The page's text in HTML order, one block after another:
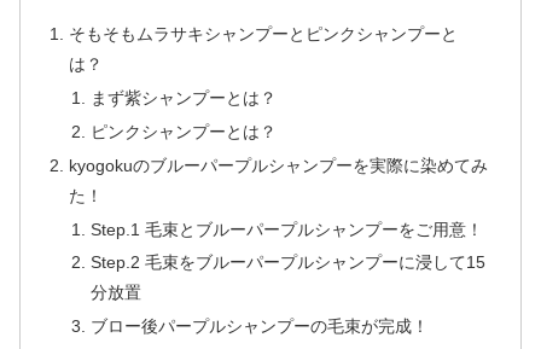
そもそもムラサキシャンプーとピンクシャンプーと
は？
まず紫シャンプーとは？
ピンクシャンプーとは？
kyogokuのブルーパープルシャンプーを実際に染めてみ
た！
Step.1 毛束とブルーパープルシャンプーをご用意！
Step.2 毛束をブルーパープルシャンプーに浸して15
分放置
ブロー後パープルシャンプーの毛束が完成！